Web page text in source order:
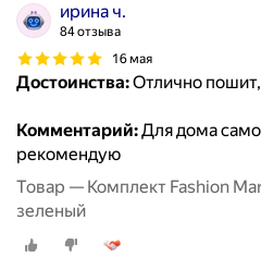
ирина ч.
84 отзыва
16 мая
Достоинства:Отлично пошит,
Комментарий:Для дома
рекомендую
Товар — Комплект Fashion
зеленый